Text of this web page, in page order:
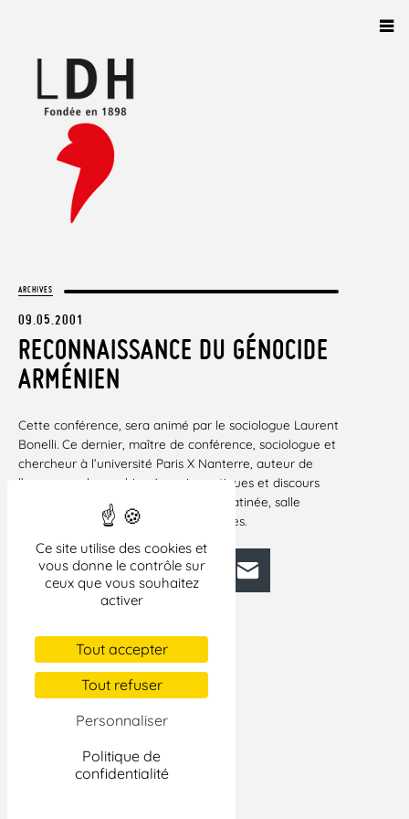
Ce site utilise des cookies et
vous donne le contrôle sur
ceux que vous souhaitez
activer
Tout accepter
Tout refuser
Personnaliser
Politique de
confidentialité
ARCHIVES
09.05.2001
RECONNAISSANCE DU GÉNOCIDE
ARMÉNIEN
Cette conférence, sera animé par le sociologue Laurent
Bonelli. Ce dernier, maître de conférence, sociologue et
chercheur à l’université Paris X Nanterre, auteur de
l’ouvrage; « la machine à punir, pratiques et discours
sécuritaires » sera présent toute la matinée, salle
polyvalente du lycée J.B Dumas, à Alès.
FacebookBlueskyMastodonLinkedIn